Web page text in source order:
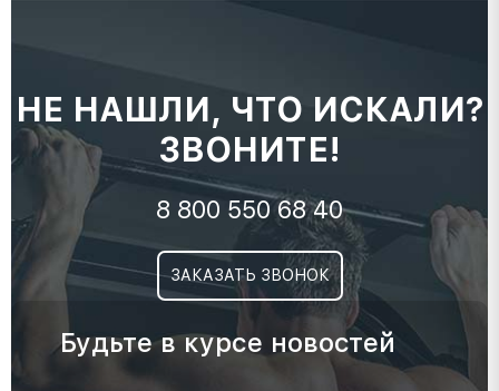
НЕ НАШЛИ, ЧТО ИСКАЛИ?
ЗВОНИТЕ!
8 800 550 68 40
ЗАКАЗАТЬ ЗВОНОК
Будьте в курсе новостей